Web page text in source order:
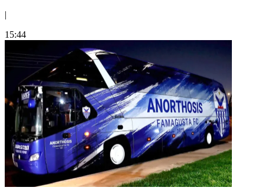
|
15:44